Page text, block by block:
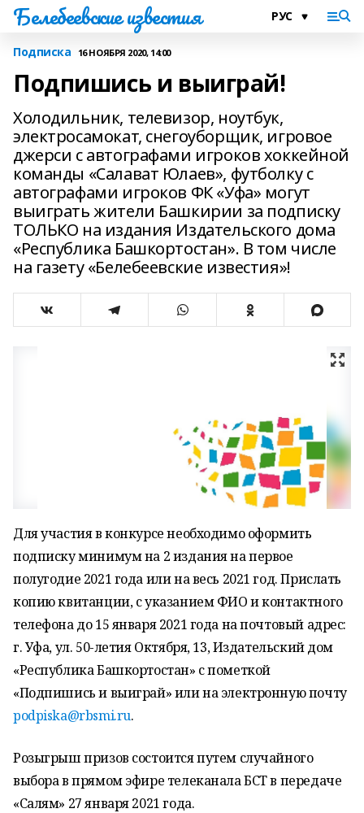
Белебеевские известия
Подписка 16 НОЯБРЯ 2020, 14:00
Подпишись и выиграй!
Холодильник, телевизор, ноутбук,
электросамокат, снегоуборщик, игровое
джерси с автографами игроков хоккейной
команды «Салават Юлаев», футболку с
автографами игроков ФК «Уфа» могут
выиграть жители Башкирии за подписку
ТОЛЬКО на издания Издательского дома
«Республика Башкортостан». В том числе
на газету «Белебеевские известия»!
Для участия в конкурсе необходимо оформить
подписку минимум на 2 издания на первое
полугодие 2021 года или на весь 2021 год. Прислать
копию квитанции, с указанием ФИО и контактного
телефона до 15 января 2021 года на почтовый адрес:
г. Уфа, ул. 50-летия Октября, 13, Издательский дом
«Республика Башкортостан» с пометкой
«Подпишись и выиграй» или на электронную почту
podpiska@rbsmi.ru.
Розыгрыш призов состоится путем случайного
выбора в прямом эфире телеканала БСТ в передаче
«Салям» 27 января 2021 года.